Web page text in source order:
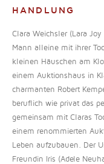
HANDLUNG
Clara Weichsler (Lara
Mann alleine mit ihrer
kleinen Häuschen am
einem Auktionshaus in
charmanten Robert
beruflich wie privat das
gemeinsam mit Claras
einem renommierten
Leben aufzubauen. Der
Freundin Iris (Adele